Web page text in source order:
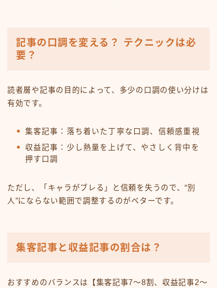
記事の口調を変える？ テクニックは必
要？
読者層や記事の目的によって、多少の口調の使い分けは
有効です。
集客記事：落ち着いた丁寧な口調、信頼感重視
収益記事：少し熱量を上げて、やさしく背中を
押す口調
ただし、「キャラがブレる」と信頼を失うので、“別
人”にならない範囲で調整するのがベターです。
集客記事と収益記事の割合は？
おすすめのバランスは【集客記事7〜8割、収益記事2〜